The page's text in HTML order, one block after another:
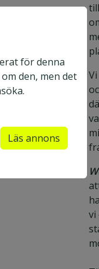
vi
för denna
den, men det
Läs annons